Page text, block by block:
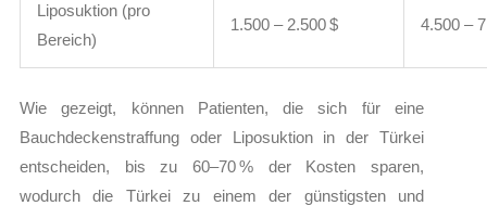
Liposuktion (pro
Bereich)
1.500 – 2.500 $ 4.500 –
Wie gezeigt, können Patienten, die sich für eine
Bauchdeckenstraffung oder Liposuktion in der Türkei
entscheiden, bis zu 60–70 % der Kosten sparen,
wodurch die Türkei zu einem der günstigsten und